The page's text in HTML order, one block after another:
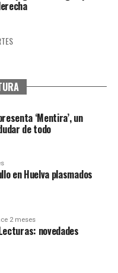
‘Mentira’, un
de todo
en Huelva plasmados
2 meses
novedades